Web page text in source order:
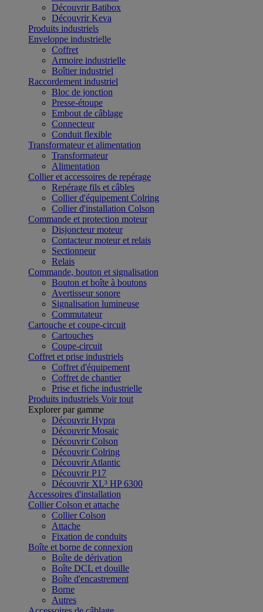
Découvrir Batibox
Découvrir Keva
Produits industriels
Enveloppe industrielle
Coffret
Armoire industrielle
Boîtier industriel
Raccordement industriel
Bloc de jonction
Presse-étoupe
Embout de câblage
Connecteur
Conduit flexible
Transformateur et alimentation
Transformateur
Alimentation
Collier et accessoires de repérage
Repérage fils et câbles
Collier d'équipement Colring
Collier d'installation Colson
Commande et protection moteur
Disjoncteur moteur
Contacteur moteur et relais
Sectionneur
Relais
Commande, bouton et signalisation
Bouton et boîte à boutons
Avertisseur sonore
Signalisation lumineuse
Commutateur
Cartouche et coupe-circuit
Cartouches
Coupe-circuit
Coffret et prise industriels
Coffret d'équipement
Coffret de chantier
Prise et fiche industrielle
Produits industriels Voir tout
Explorer par gamme
Découvrir Hypra
Découvrir Mosaic
Découvrir Colson
Découvrir Colring
Découvrir Atlantic
Découvrir P17
Découvrir XL³ HP 6300
Accessoires d'installation
Collier Colson et attache
Collier Colson
Attache
Fixation de conduits
Boîte et borne de connexion
Boîte de dérivation
Boîte DCL et douille
Boîte d'encastrement
Borne
Autres